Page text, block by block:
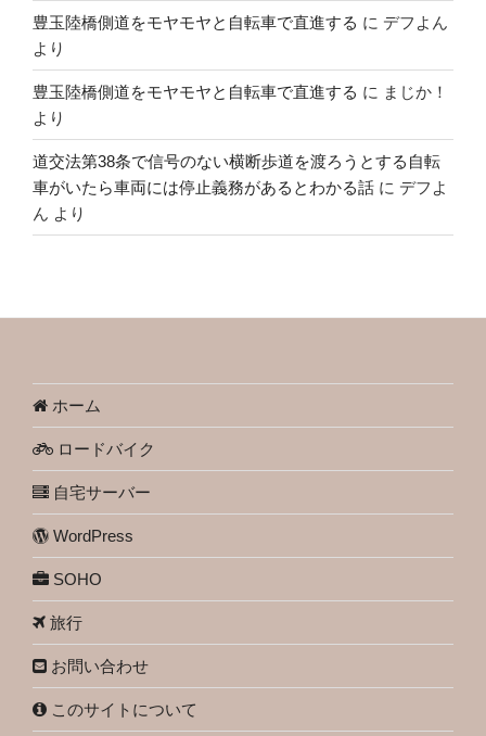
豊玉陸橋側道をモヤモヤと自転車で直進する に デフよん
より
豊玉陸橋側道をモヤモヤと自転車で直進する に まじか！
より
道交法第38条で信号のない横断歩道を渡ろうとする自転
車がいたら車両には停止義務があるとわかる話 に デフよ
ん より
ホーム
ロードバイク
自宅サーバー
WordPress
SOHO
旅行
お問い合わせ
このサイトについて